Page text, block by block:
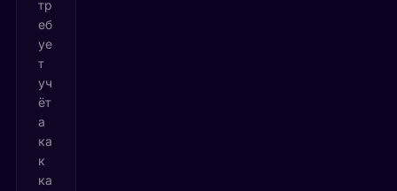
тр
еб
уе
т
уч
ёт
а
ка
к
ка